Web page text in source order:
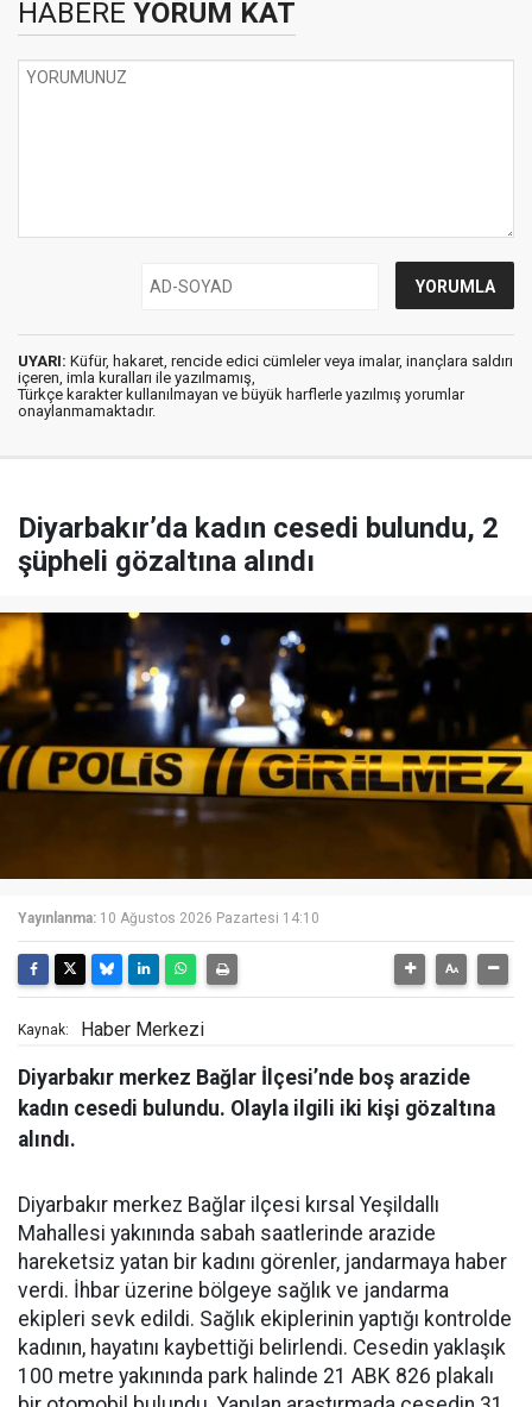
HABERE YORUM KAT
UYARI: Küfür, hakaret, rencide edici cümleler veya imalar, inançlara saldırı
içeren, imla kuralları ile yazılmamış,
Türkçe karakter kullanılmayan ve büyük harflerle yazılmış yorumlar
onaylanmamaktadır.
Diyarbakır’da kadın cesedi bulundu, 2
şüpheli gözaltına alındı
Yayınlanma: 10 Ağustos 2026 Pazartesi 14:10
Kaynak: Haber Merkezi
Diyarbakır merkez Bağlar İlçesi’nde boş arazide
kadın cesedi bulundu. Olayla ilgili iki kişi gözaltına
alındı.
Diyarbakır merkez Bağlar ilçesi kırsal Yeşildallı
Mahallesi yakınında sabah saatlerinde arazide
hareketsiz yatan bir kadını görenler, jandarmaya haber
verdi. İhbar üzerine bölgeye sağlık ve jandarma
ekipleri sevk edildi. Sağlık ekiplerinin yaptığı kontrolde
kadının, hayatını kaybettiği belirlendi. Cesedin yaklaşık
100 metre yakınında park halinde 21 ABK 826 plakalı